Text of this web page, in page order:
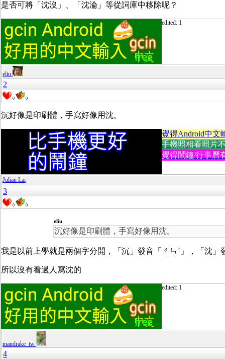
是否可將「沈沒」、「沈淪」等從詞庫中移除呢？
edited: 1
eliu
2
0 0
沉好像是印刷體，手寫好像用沈。
覺得Android中文
手機照相看照片
覺得鬧鐘/行事曆
Julian Lai
3
0 0
eliu
沉好像是印刷體，手寫好像用沈。
我是以前上學就是兩個字分開，「沉」發音「ㄔㄣˊ」，「沈」
所以沒有看過人寫沈的
edited: 1
mandrake_tw
4